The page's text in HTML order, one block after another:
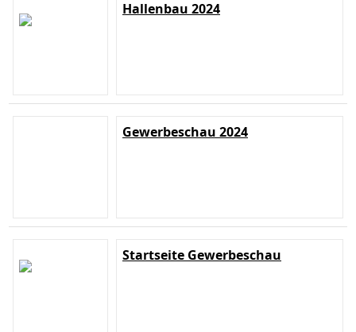
Hallenbau 2024
Gewerbeschau 2024
Startseite Gewerbeschau